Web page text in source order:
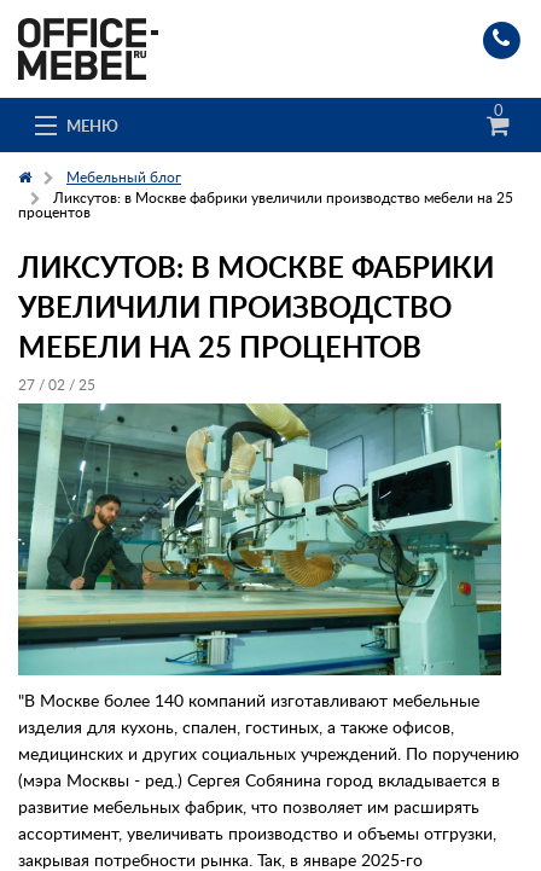
МЕНЮ
0
О компании
Доставка и сборка
Гос. заказчикам
Клиенты
Заказ каталога
Контакты
Заказать обратный звонок
Мебельный блог
Ликсутов: в Москве фабрики увеличили производство мебели на 25
процентов
ЛИКСУТОВ: В МОСКВЕ ФАБРИКИ
УВЕЛИЧИЛИ ПРОИЗВОДСТВО
МЕБЕЛИ НА 25 ПРОЦЕНТОВ
27 / 02 / 25
"В Москве более 140 компаний изготавливают мебельные
изделия для кухонь, спален, гостиных, а также офисов,
медицинских и других социальных учреждений. По поручению
(мэра Москвы - ред.) Сергея Собянина город вкладывается в
развитие мебельных фабрик, что позволяет им расширять
ассортимент, увеличивать производство и объемы отгрузки,
закрывая потребности рынка. Так, в январе 2025-го